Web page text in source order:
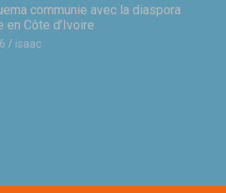
communie avec la diaspora
en Côte d’Ivoire
isaac